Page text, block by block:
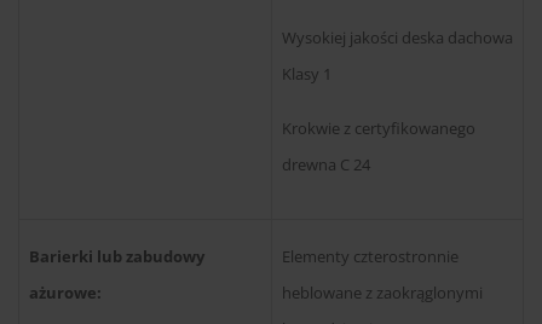
Wysokiej jakości deska dachowa
Klasy 1
Krokwie z certyfikowanego
drewna C 24
Barierki lub zabudowy
ażurowe:
Elementy czterostronnie
heblowane z zaokrąglonymi